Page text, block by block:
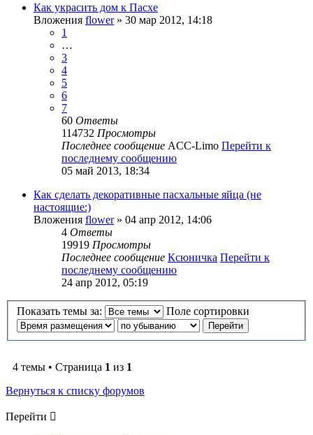
Как украсить дом к Пасхе
Вложения flower» 30 мар 2012, 14:18
1
…
3
4
5
6
7
60 Ответы
114732 Просмотры
Последнее сообщение ACC-Limo Перейти к
последнему сообщению
05 май 2013, 18:34
Как сделать декоративные пасхальные яйца (не
настоящие:)
Вложения flower» 04 апр 2012, 14:06
4 Ответы
19919 Просмотры
Последнее сообщение Ксюничка Перейти к
последнему сообщению
24 апр 2012, 05:19
Показать темы за: Поле сортировки
4 темы • Страница 1 из 1
Вернуться к списку форумов
Перейти